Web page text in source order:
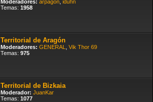
Moderadores: arpagon iduhn
Temas: 1958
Territorial de Aragón
Moderadores: GENERAL
Vik Thor 69
Temas: 975
Territorial de Bizkaia
Moderador: JuanKar
Temas: 1077